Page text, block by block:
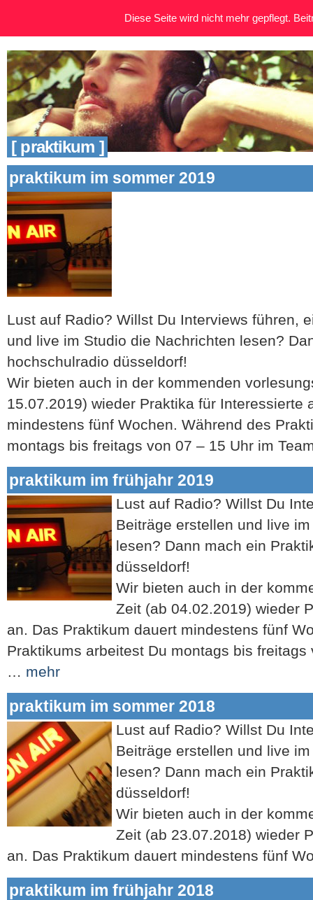
[ praktikum ]
praktikum im sommer 2019
Lust auf Radio? Willst Du Interviews führen,
und live im Studio die Nachrichten lesen?
hochschulradio düsseldorf!
Wir bieten auch in der kommenden
15.07.2019) wieder Praktika für Interessierte
mindestens fünf Wochen. Während des
montags bis freitags von 07 – 15 Uhr im
praktikum im frühjahr 2019
Lust auf Radio? Willst Du
Beiträge erstellen und live
lesen? Dann mach ein
düsseldorf!
Wir bieten auch in der
Zeit (ab 04.02.2019) wieder
an. Das Praktikum dauert mindestens fünf
Praktikums arbeitest Du montags bis freitags
… mehr
praktikum im sommer 2018
Lust auf Radio? Willst Du
Beiträge erstellen und live
lesen? Dann mach ein
düsseldorf!
Wir bieten auch in der
Zeit (ab 23.07.2018) wieder
an. Das Praktikum dauert mindestens fünf
praktikum im frühjahr 2018
Diese Seite wird nicht mehr gepflegt.